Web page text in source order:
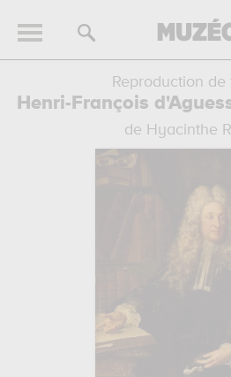
Reproduction de
Henri-François
de Hyacinthe